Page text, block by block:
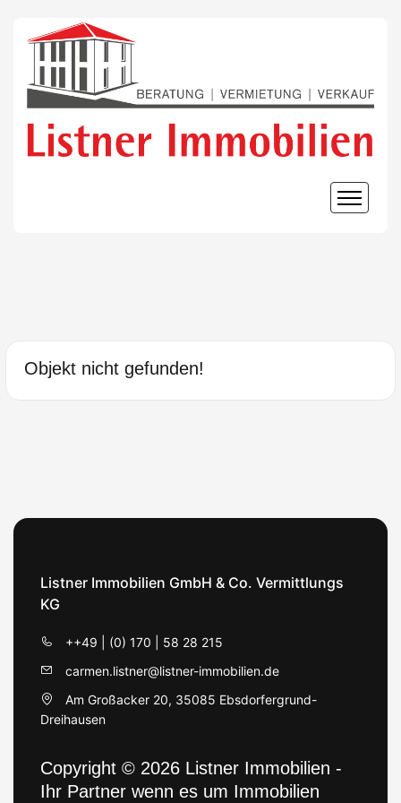
Objekt nicht gefunden!
Listner Immobilien GmbH & Co. Vermittlungs
KG
++49 | (0) 170 | 58 28 215
carmen.listner@listner-immobilien.de
Am Großacker 20, 35085 Ebsdorfergrund-
Dreihausen
Copyright © 2026 Listner Immobilien -
Ihr Partner wenn es um Immobilien